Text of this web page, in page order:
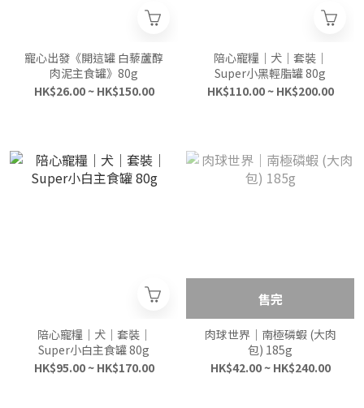
寵心出發《開這罐 白藜蘆醇
肉泥主食罐》80g
HK$26.00 ~ HK$150.00
陪心寵糧｜犬｜套裝｜
Super小黑輕脂罐 80g
HK$110.00 ~ HK$200.00
陪心寵糧｜犬｜套裝｜
Super小白主食罐 80g
HK$95.00 ~ HK$170.00
售完
肉球世界｜南極磷蝦 (大肉
包) 185g
HK$42.00 ~ HK$240.00